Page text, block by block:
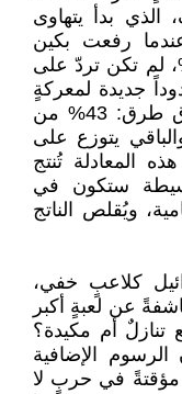
الذي بدأ يتهاوى
رفعت بكين
المضادة من 84% إلى 125%، لم تكن تردّ على
جديدة لمعركةٍ
أوسع. فالعالم اليوم يقف على مفترق طرق: 43% من
يتوزع على
المعادلة تُنتج
الوسيطة ستكون في
ويُقلص الناتج
كلاعبٍ خفي،
من 17% إلى 10%، كاشفةً عن لعبةٍ أكبر
تنازلٌ أم مكيدة؟
الإضافية
هدنةً مؤقتةً في حربٍ لا